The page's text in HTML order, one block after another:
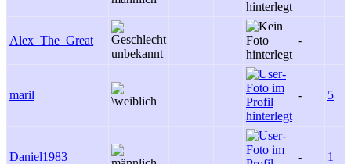
Alex_The_Great -
maril - 5
Daniel1983 - 1